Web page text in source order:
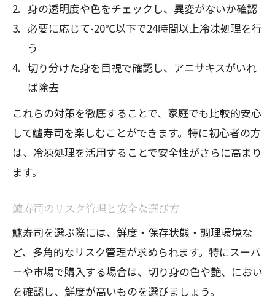
身の透明度や色をチェックし、異変がないか確認
必要に応じて-20℃以下で24時間以上冷凍処理を行
う
切り分けた身を目視で確認し、アニサキスがいれ
ば除去
これらの対策を徹底することで、家庭でも比較的安心
して鱸寿司を楽しむことができます。特に初心者の方
は、冷凍処理を活用することで安全性がさらに高まり
ます。
鱸寿司のリスク管理と安全な選び方
鱸寿司を選ぶ際には、鮮度・保存状態・調理環境な
ど、多角的なリスク管理が求められます。特にスーパ
ーや市場で購入する場合は、切り身の色や艶、におい
を確認し、鮮度が高いものを選びましょう。